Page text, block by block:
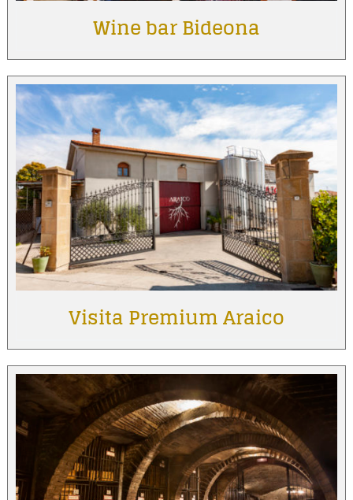
Wine bar Bideona
Visita Premium Araico